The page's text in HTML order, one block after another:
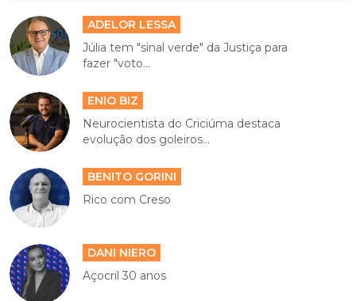
ADELOR LESSA
Júlia tem "sinal verde" da Justiça para
fazer "voto...
ENIO BIZ
Neurocientista do Criciúma destaca
evolução dos goleiros...
BENITO GORINI
Rico com Creso
DANI NIERO
Açocril 30 anos